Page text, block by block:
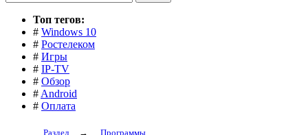
Toп тегов:
# Windows 10
# Ростелеком
# Игры
# IP-TV
# Обзор
# Android
# Оплата
Раздел → Программы